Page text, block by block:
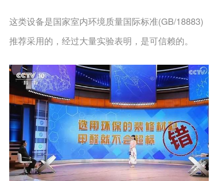
这类设备是国家室内环境质量国际标准(GB/18883)
推荐采用的，经过大量实验表明，是可信赖的。